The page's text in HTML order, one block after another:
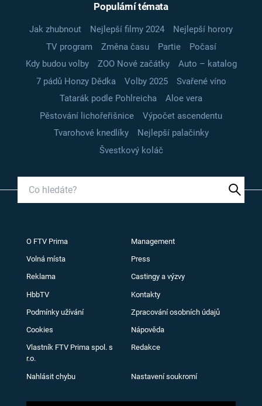
Populární témata
Jak zhubnout Nejlepší filmy 2024
Nejlepší horory
TV program
Změna času Partie
Počasí
Kdy budou volby
ZOO Nové začátky
Auto – katalog
7 pádů Honzy Dědka
Volby 2025
Svařené víno
Tatarák podle Pohlreicha
Aloe vera
Pěstování lichořeřišnice
Výpočet ascendentu
Tvarohové knedlíky
Nejlepší palačinky
Švestkový koláč
O FTV Prima Management
Volná místa Press
Reklama Castingy a výzvy
HbbTV Kontakty
Podmínky užívání Zpracování osobních údajů
Cookies Nápověda
Vlastník FTV Prima spol. s
r.o.
Redakce
Nahlásit chybu Nastavení soukromí